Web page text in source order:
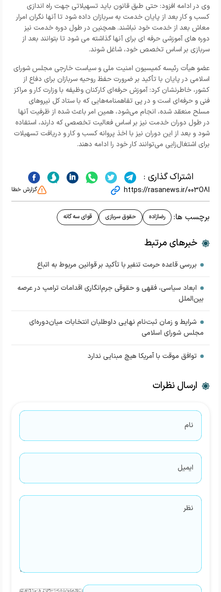
وی در ادامه افزود: حتی طبق قانون باید تسهیلاتی جهت راه اندازی
کسب و کار بعد از پایان خدمت به سربازان داده شود تا آنها نگران امرار
معاش بعد از خدمت خود نباشند. همچنین در طول دوره خدمت نیز
دوره های آموزشی حرفه ای برای آنها گذاشته می شود تا بتوانند بعد از
سربازی بر اساس تخصص خود، شاغل شوند.
عضو هیأت رئیسه کمیسیون امنیت ملی و سیاست خارجی مجلس شورای
اسلامی در پایان با تأکید بر ضرورت حفظ روحیه سربازان برای دفاع از
کشور، خاطرنشان کرد: آموزش حرفه‌ای کارکنان وظیفه با وزارت کار و مراکز
فنی و حرفه‌ای است و در پی تفاهمنامه‌هایی که با ستاد کل نیروهای
مسلح منعقد شده، انجام می‌شود، همین امر باعث شده از ظرفیت آنها
در طول دوران خدمت نیز بر اساس فعالیت تخصصی که دارند، استفاده
شود و بعد از این دوران نیز با اخذ پروانه کسب و کار و دریافت تسهیلات
برای اشتغال‌زایی می‌توانند کار خود را ادامه دهند.
اشتراک گذاری :
https://rasanews.ir/003O8l گزارش خطا
برچسب ها: رضازاده حقوق سربازی قوای سه گانه
خبرهای مرتبط
بررسی قاعده حرمت تنفیر با تأکید بر قوانین مربوط به اتباع
ابعاد سیاسی، فقهی و حقوقی جرم‌انگاری اقدامات ترامپ در عرصه
بین‌الملل
شرایط و زمان ثبت‌نام نهایی داوطلبان انتخابات میان‌دوره‌ای
مجلس شورای اسلامی
توافق موقت با آمریکا هیچ مبنایی ندارد
ارسال نظرات